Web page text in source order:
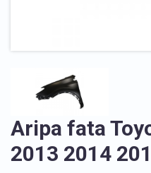
Aripa fata
2013 2014